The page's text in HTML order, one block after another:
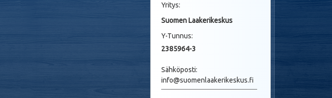
Yritys:
Suomen Laakerikeskus
Y-Tunnus:
2385964-3
Sähköposti:
info@suomenlaakerikeskus.fi